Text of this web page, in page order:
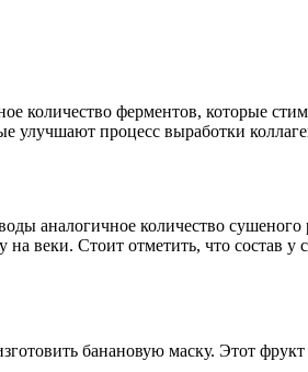
количество ферментов, которые
улучшают процесс выработки
аналогичное количество
на веки. Стоит отметить, что состав
банановую маску. Этот